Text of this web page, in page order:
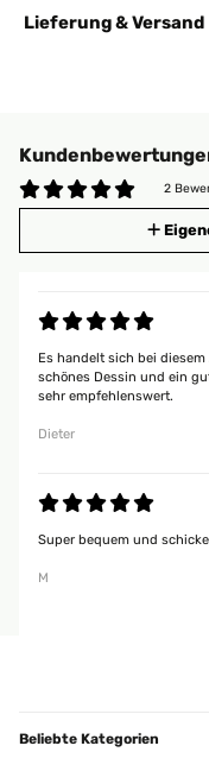
Lieferung & Versand
2
Es handelt sich bei
schönes Dessin und ein
sehr empfehlenswert.
Dieter
Super bequem und
M
Beliebte Kategorien